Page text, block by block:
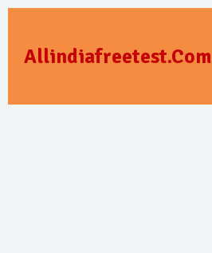
content
Allindiafreetest.Com